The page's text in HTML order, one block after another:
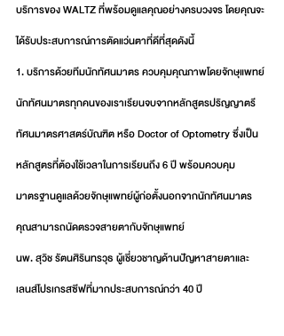
บริการของ WALTZ ที่พร้อมดูแลคุณอย่างครบวงจร โดยคุณจะ
ได้รับประสบการณ์การตัดแว่นตาที่ดีที่สุดดังนี้
1. บริการด้วยทีมนักทัศนมาตร ควบคุมคุณภาพโดยจักษุแพทย์
นักทัศนมาตรทุกคนของเราเรียนจบจากหลักสูตรปริญญาตรี
ทัศนมาตรศาสตร์บัณฑิต หรือ Doctor of Optometry ซึ่งเป็น
หลักสูตรที่ต้องใช้เวลาในการเรียนถึง 6 ปี พร้อมควบคุม
มาตรฐานดูแลด้วยจักษุแพทย์ผู้ก่อตั้งนอกจากนักทัศนมาตร
คุณสามารถนัดตรวจสายตากับจักษุแพทย์
นพ. สุวิช รัตนศิรินทรวุธ ผู้เชี่ยวชาญด้านปัญหาสายตาและ
เลนส์โปรเกรสซีฟที่มากประสบการณ์กว่า 40 ปี